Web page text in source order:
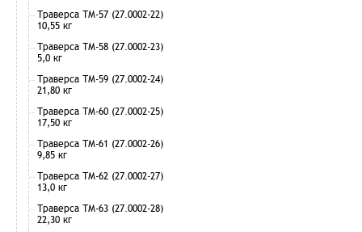
Траверса ТМ-57 (27.0002-22)
10,55 кг
Траверса ТМ-58 (27.0002-23)
5,0 кг
Траверса ТМ-59 (27.0002-24)
21,80 кг
Траверса ТМ-60 (27.0002-25)
17,50 кг
Траверса ТМ-61 (27.0002-26)
9,85 кг
Траверса ТМ-62 (27.0002-27)
13,0 кг
Траверса ТМ-63 (27.0002-28)
22,30 кг